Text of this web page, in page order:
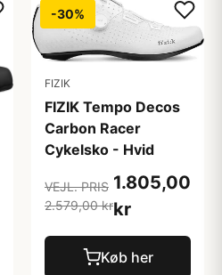
-30%
FIZIK
FIZIK Tempo Decos
Carbon Racer
Cykelsko - Hvid
VEJL. PRIS
2.579,00 kr
1.805,00
kr
Køb her